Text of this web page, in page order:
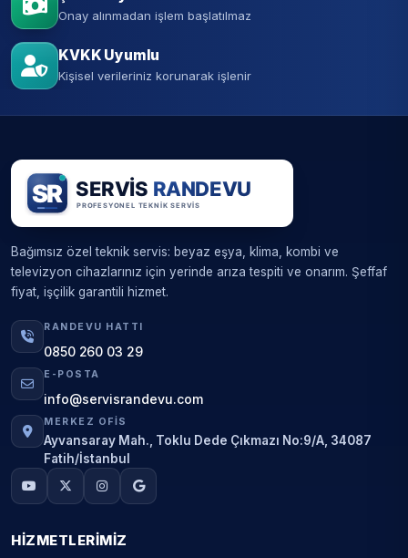
Onay alınmadan işlem başlatılmaz
KVKK Uyumlu
Kişisel verileriniz korunarak işlenir
Bağımsız özel teknik servis: beyaz eşya, klima, kombi ve
televizyon cihazlarınız için yerinde arıza tespiti ve onarım. Şeffaf
fiyat, işçilik garantili hizmet.
RANDEVU HATTI
0850 260 03 29
E-POSTA
info@servisrandevu.com
MERKEZ OFIS
Ayvansaray Mah., Toklu Dede Çıkmazı No:9/A, 34087
Fatih/İstanbul
HIZMETLERIMIZ